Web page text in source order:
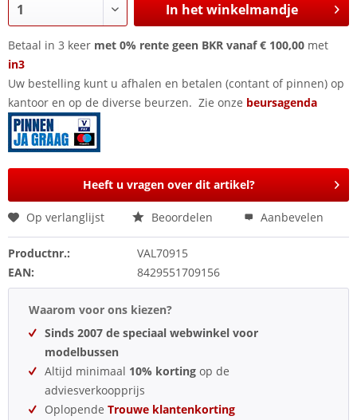
In het winkelmandje
Betaal in 3 keer met 0% rente geen BKR vanaf € 100,00 met
in3
Uw bestelling kunt u afhalen en betalen (contant of pinnen) op
kantoor en op de diverse beurzen. Zie onze beursagenda
Heeft u vragen over dit artikel?
Op verlanglijst Beoordelen Aanbevelen
Productnr.:
VAL70915
EAN:
8429551709156
Waarom voor ons kiezen?
Sinds 2007 de speciaal webwinkel voor
modelbussen
Altijd minimaal 10% korting op de
adviesverkoopprijs
Oplopende Trouwe klantenkorting